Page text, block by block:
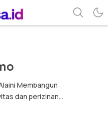
Membangun
dan perizinan...